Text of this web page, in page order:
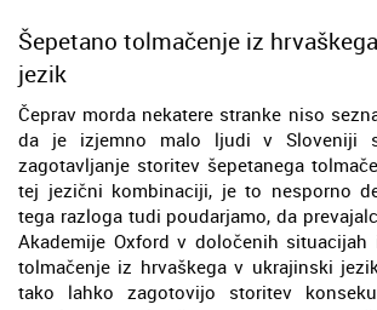
Šepetano tolmačenje iz
jezik
Čeprav morda nekatere stranke niso
da je izjemno malo ljudi v Sloveniji
zagotavljanje storitev šepetanega
tej jezični kombinaciji, je to nesporno
tega razloga tudi poudarjamo, da
Akademije Oxford v določenih situacijah
tolmačenje iz hrvaškega v ukrajinski
tako lahko zagotovijo storitev